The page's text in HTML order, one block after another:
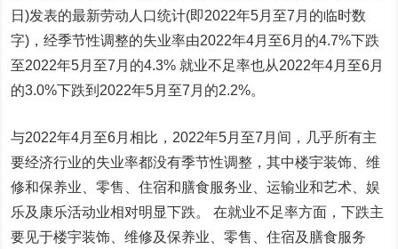
日)发表的最新劳动人口统计(即2022年5月至7月的临时数
字)，经季节性调整的失业率由2022年4月至6月的4.7%下跌
至2022年5月至7月的4.3% 就业不足率也从2022年4月至6月
的3.0%下跌到2022年5月至7月的2.2%。
与2022年4月至6月相比，2022年5月至7月间，几乎所有主
要经济行业的失业率都没有季节性调整，其中楼宇装饰、维
修和保养业、零售、住宿和膳食服务业、运输业和艺术、娱
乐及康乐活动业相对明显下跌。 在就业不足率方面，下跌主
要见于楼宇装饰、维修及保养业、零售、住宿及膳食服务